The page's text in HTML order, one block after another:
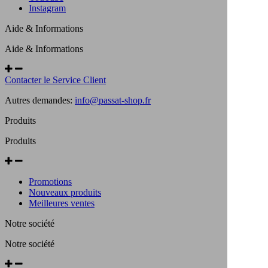
Instagram
Aide & Informations
Aide & Informations
Contacter le Service Client
Autres demandes: info@passat-shop.fr
Produits
Produits
Promotions
Nouveaux produits
Meilleures ventes
Notre société
Notre société